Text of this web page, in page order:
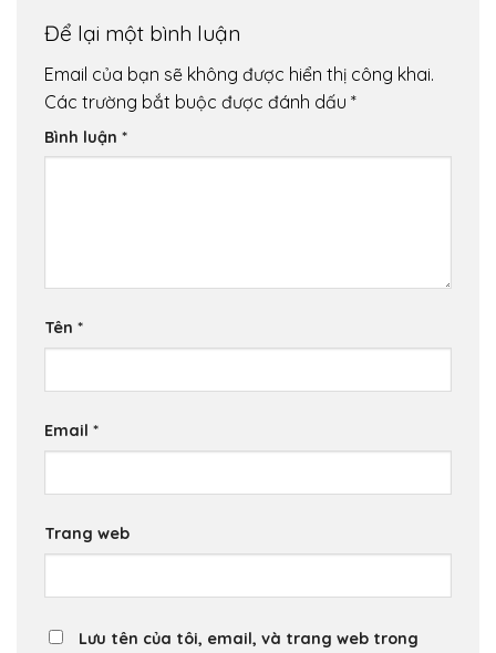
Để lại một bình luận
Email của bạn sẽ không được hiển thị công khai.
Các trường bắt buộc được đánh dấu *
Bình luận *
Tên *
Email *
Trang web
Lưu tên của tôi, email, và trang web trong